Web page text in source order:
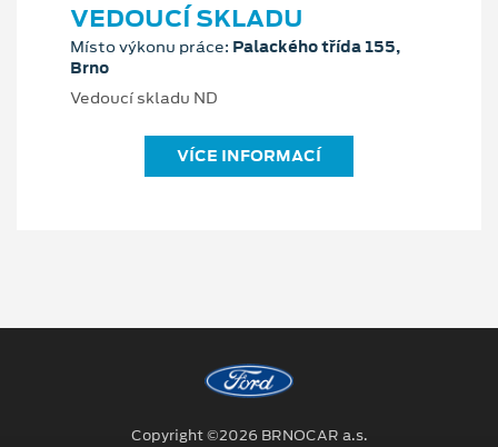
VEDOUCÍ SKLADU
Místo výkonu práce: Palackého třída 155,
Brno
Vedoucí skladu ND
VÍCE INFORMACÍ
Copyright ©2026 BRNOCAR a.s.